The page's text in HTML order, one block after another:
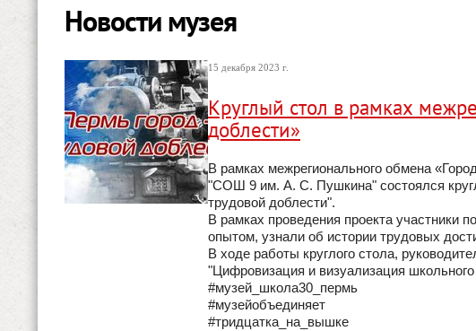
Новости музея
15 декабря 2023 г.
Круглый стол в рамках
доблести»
В рамках межрегионального обмена
"СОШ 9 им. А. С. Пушкина" состоялся
трудовой доблести".
В рамках проведения проекта участники
опытом, узнали об истории трудовых
В ходе работы круглого стола,
"Цифровизация и визуализация
#музей_школа30_пермь
#музейобъединяет
#тридцатка_на_вышке